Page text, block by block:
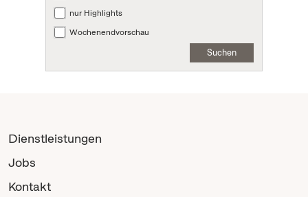
nur Highlights
Wochenendvorschau
Suchen
Dienstleistungen
Jobs
Kontakt